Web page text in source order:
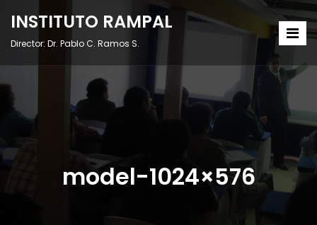
INSTITUTO RAMPAL
Director: Dr. Pablo C. Ramos S.
model-1024×576